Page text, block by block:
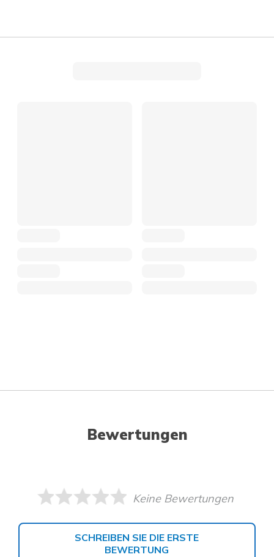
Bewertungen
Keine Bewertungen
SCHREIBEN SIE DIE ERSTE
BEWERTUNG